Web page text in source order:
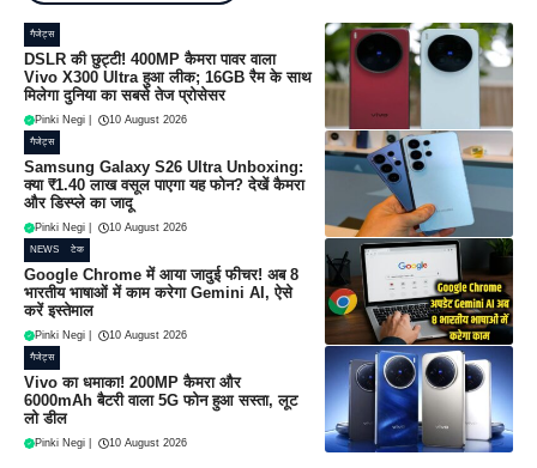
गैजेट्स
DSLR की छुट्टी! 400MP कैमरा पावर वाला
Vivo X300 Ultra हुआ लीक; 16GB रैम के साथ
मिलेगा दुनिया का सबसे तेज प्रोसेसर
Pinki Negi 10 August 2026
गैजेट्स
Samsung Galaxy S26 Ultra Unboxing:
क्या ₹1.40 लाख वसूल पाएगा यह फोन? देखें कैमरा
और डिस्प्ले का जादू
Pinki Negi 10 August 2026
NEWS टेक
Google Chrome में आया जादुई फीचर! अब 8
भारतीय भाषाओं में काम करेगा Gemini AI, ऐसे
करें इस्तेमाल
Pinki Negi 10 August 2026
गैजेट्स
Vivo का धमाका! 200MP कैमरा और
6000mAh बैटरी वाला 5G फोन हुआ सस्ता, लूट
लो डील
Pinki Negi 10 August 2026